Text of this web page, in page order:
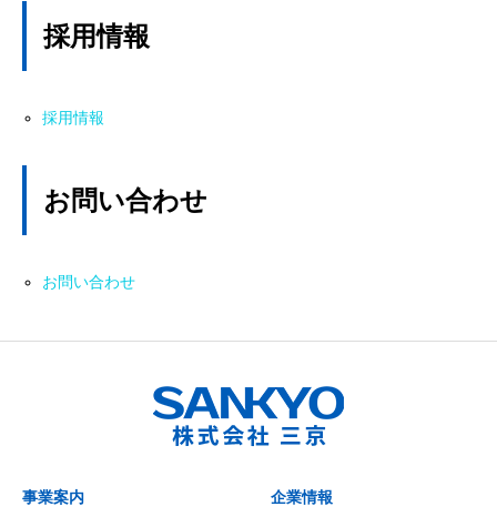
採用情報
採用情報
お問い合わせ
お問い合わせ
事業案内 企業情報